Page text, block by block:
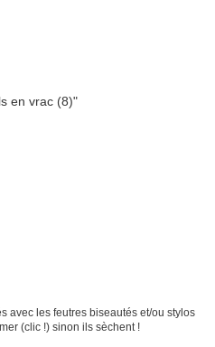
avec les feutres biseautés et/ou stylos
(clic !) sinon ils sèchent !